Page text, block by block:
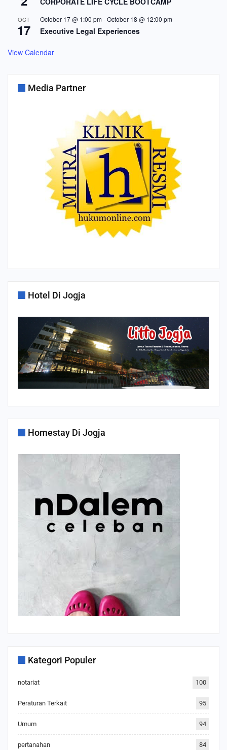
OCT
17
October 17 @ 1:00 pm-October 18 @ 12:00 pm
Executive Legal Experiences
View Calendar
Media Partner
Hotel Di Jogja
Homestay Di Jogja
Kategori Populer
notariat 100
Peraturan Terkait 95
Umum 94
pertanahan 84